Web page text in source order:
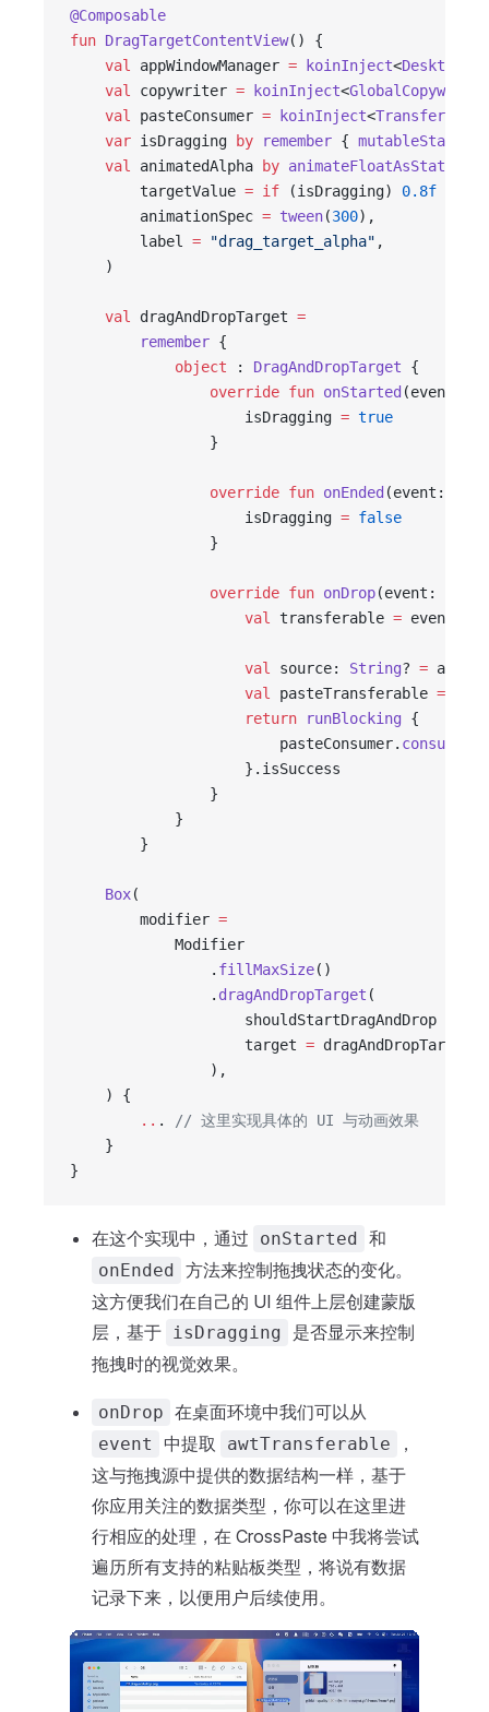
@Composable
fun DragTargetContentView() {
    val
appWindowManager = koinInject<
    val
copywriter = koinInject<GlobalCopywriter
    val
pasteConsumer = koinInject<
    var
isDragging by remember { mutableStateOf
    val
animatedAlpha by animateFloatAsState
        targetValue
= if (isDragging) 0.8f
        animationSpec
= tween(300),
        label
= "drag_target_alpha" ,
    )
    val
dragAndDropTarget =
        remember
{
            object
: DragAndDropTarget {
                override
fun onStarted (event:
                    isDragging
= true
                }
                override
fun onEnded (event:
                    isDragging
= false
                }
                override
fun onDrop(event:
                    val
transferable =
                    val
source: String? =
                    val
pasteTransferable =
                    return
runBlocking {
                        pasteConsumer.
consume
                    }.isSuccess
                }
            }
        }
    Box
(
        modifier
=
            Modifier
                .
fillMaxSize()
                .
dragAndDropTarget (
                    shouldStartDragAndDrop
                    target
= dragAndDropTarget,
                ),
    ) {
        ..
.
// 这里实现具体的 UI 与动画效果
    }
}
在这个实现中，通过 onStarted 和
onEnded 方法来控制拖拽状态的变化。
这方便我们在自己的 UI 组件上层创建蒙版
层，基于
isDragging
是否显示来控制
拖拽时的视觉效果。
onDrop 在桌面环境中我们可以从
event 中提取 awtTransferable
，
这与拖拽源中提供的数据结构一样，基于
你应用关注的数据类型，你可以在这里进
行相应的处理，在 CrossPaste 中我将尝试
遍历所有支持的粘贴板类型，将说有数据
记录下来，以便用户后续使用。